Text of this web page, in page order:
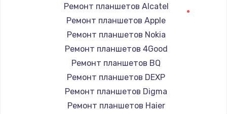
Заказать
Замена кнопки включения
Заказать
Ремонт планшетов Alcatel
Ремонт планшетов Apple
Ремонт планшетов Nokia
Ремонт планшетов 4Good
Ремонт планшетов BQ
Ремонт планшетов DEXP
Ремонт планшетов Digma
Ремонт планшетов Haier